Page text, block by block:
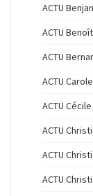
ACTU
ACTU
ACTU
ACTU
ACTU
ACTU
ACTU
ACTU